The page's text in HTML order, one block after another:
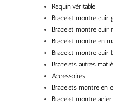
Requin véritable
Bracelet montre cuir
Bracelet montre cuir
Bracelet montre en
Bracelet montre cuir
Bracelets autres
Accessoires
Bracelets montre en
Bracelet montre